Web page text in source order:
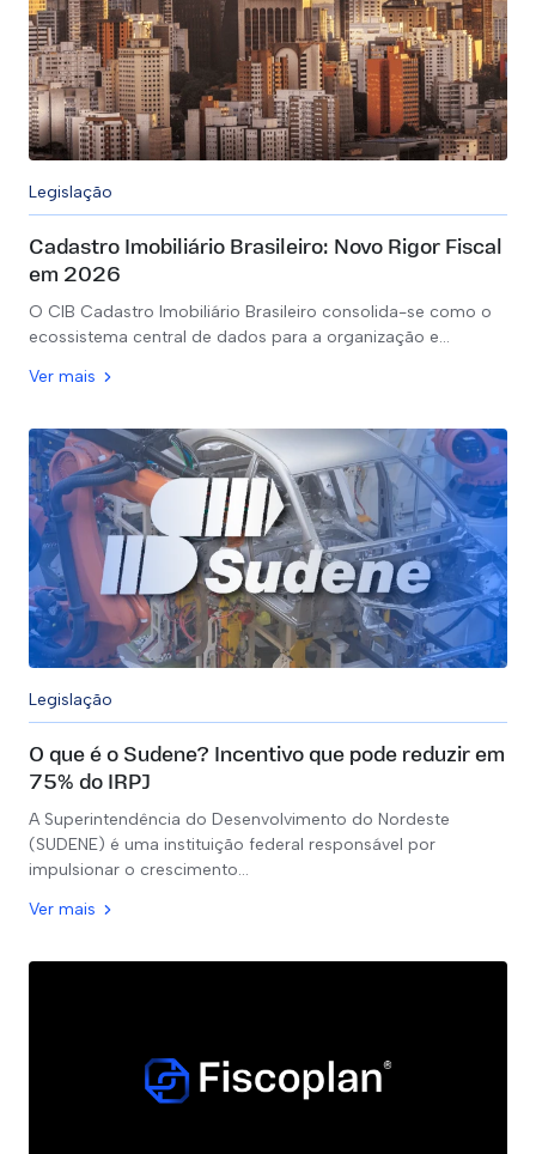
Legislação
Cadastro Imobiliário Brasileiro: Novo Rigor Fiscal
em 2026
O CIB Cadastro Imobiliário Brasileiro consolida-se como o
ecossistema central de dados para a organização e…
Ver mais
Legislação
O que é o Sudene? Incentivo que pode reduzir em
75% do IRPJ
A Superintendência do Desenvolvimento do Nordeste
(SUDENE) é uma instituição federal responsável por
impulsionar o crescimento…
Ver mais